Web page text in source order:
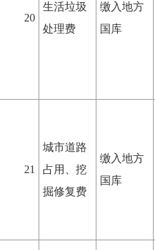
20
生活垃圾
处理费
缴入地方
国库
21
城市道路
占用、挖
掘修复费
缴入地方
国库